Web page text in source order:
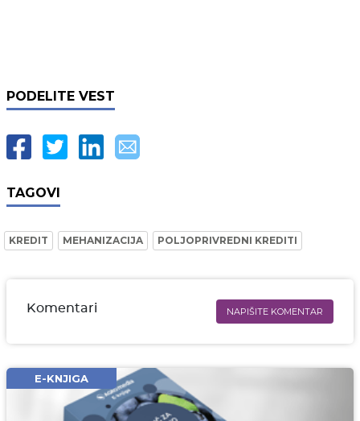
PODELITE VEST
TAGOVI
KREDIT MEHANIZACIJA POLJOPRIVREDNI KREDITI
Komentari NAPIŠITE KOMENTAR
Email* obavezno
Komentar* obavezno
E-KNJIGA